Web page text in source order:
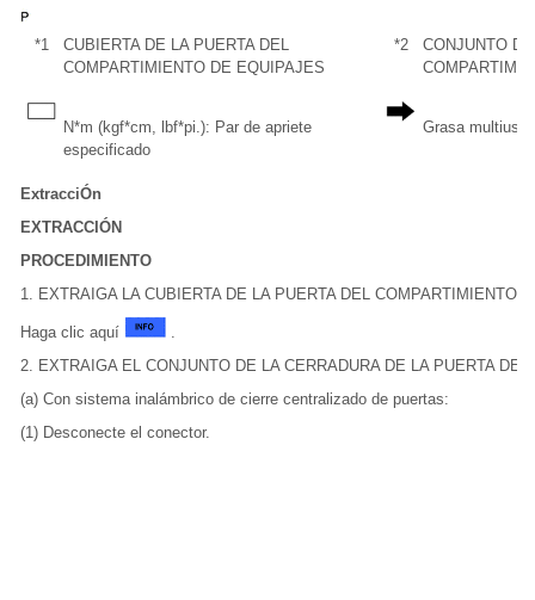
*1
CUBIERTA DE LA PUERTA DEL
COMPARTIMIENTO DE EQUIPAJES
*2
CONJUNTO
N*m (kgf*cm, lbf*pi.): Par de apriete
especificado
Grasa multiusos
ExtracciÓn
EXTRACCIÓN
PROCEDIMIENTO
1. EXTRAIGA LA CUBIERTA DE LA PUERTA DEL COMPARTIMIENTO
Haga clic aquí
.
2. EXTRAIGA EL CONJUNTO DE LA CERRADURA DE LA PUERTA
(a) Con sistema inalámbrico de cierre centralizado de puertas:
(1) Desconecte el conector.